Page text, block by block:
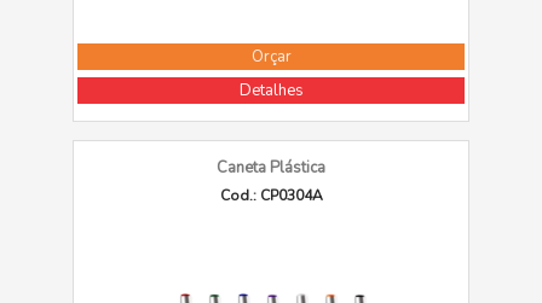
Orçar
Detalhes
Caneta Plástica
Cod.: CP0304A